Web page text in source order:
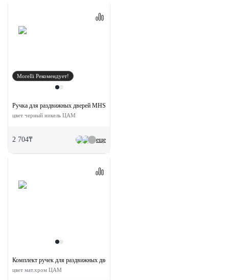
Morelli Рекомендует!
еще
Ручка для раздвижных дверей MHS150 BN
цвет черный никель ЦАМ
2 704₸
Комплект ручек для раздвижных дверей MHS-2 L SC с замком
цвет мат.хром ЦАМ